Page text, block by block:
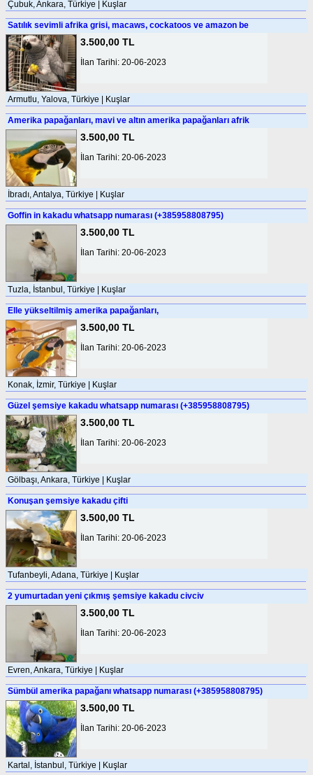
Çubuk, Ankara, Türkiye | Kuşlar
Satılık sevimli afrika grisi, macaws, cockatoos ve amazon be
3.500,00 TL
İlan Tarihi: 20-06-2023
Armutlu, Yalova, Türkiye | Kuşlar
Amerika papağanları, mavi ve altın amerika papağanları afrik
3.500,00 TL
İlan Tarihi: 20-06-2023
İbradı, Antalya, Türkiye | Kuşlar
Goffin in kakadu whatsapp numarası (+385958808795)
3.500,00 TL
İlan Tarihi: 20-06-2023
Tuzla, İstanbul, Türkiye | Kuşlar
Elle yükseltilmiş amerika papağanları,
3.500,00 TL
İlan Tarihi: 20-06-2023
Konak, İzmir, Türkiye | Kuşlar
Güzel şemsiye kakadu whatsapp numarası (+385958808795)
3.500,00 TL
İlan Tarihi: 20-06-2023
Gölbaşı, Ankara, Türkiye | Kuşlar
Konuşan şemsiye kakadu çifti
3.500,00 TL
İlan Tarihi: 20-06-2023
Tufanbeyli, Adana, Türkiye | Kuşlar
2 yumurtadan yeni çıkmış şemsiye kakadu civciv
3.500,00 TL
İlan Tarihi: 20-06-2023
Evren, Ankara, Türkiye | Kuşlar
Sümbül amerika papağanı whatsapp numarası (+385958808795)
3.500,00 TL
İlan Tarihi: 20-06-2023
Kartal, İstanbul, Türkiye | Kuşlar